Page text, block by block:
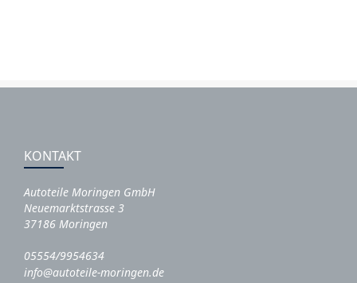
KONTAKT
Autoteile Moringen GmbH
Neuemarktstrasse 3
37186 Moringen
05554/9954634
info@autoteile-moringen.de